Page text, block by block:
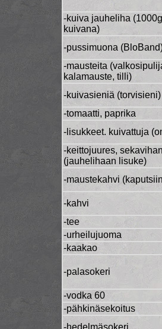
-kuiva jauheliha
kuivana)
-pussimuona
-mausteita
kalamauste, tilli)
-kuivasieniä (torvisieni)
-tomaatti, paprika
-lisukkeet. kuivattuja
-keittojuures,
(jauhelihaan lisuke)
-maustekahvi
-kahvi
-tee
-urheilujuoma
-kaakao
-palasokeri
-vodka 60
-pähkinäsekoitus
-hedelmäsokeri